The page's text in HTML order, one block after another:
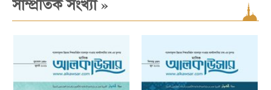
সাম্প্রতিক সংখ্যা